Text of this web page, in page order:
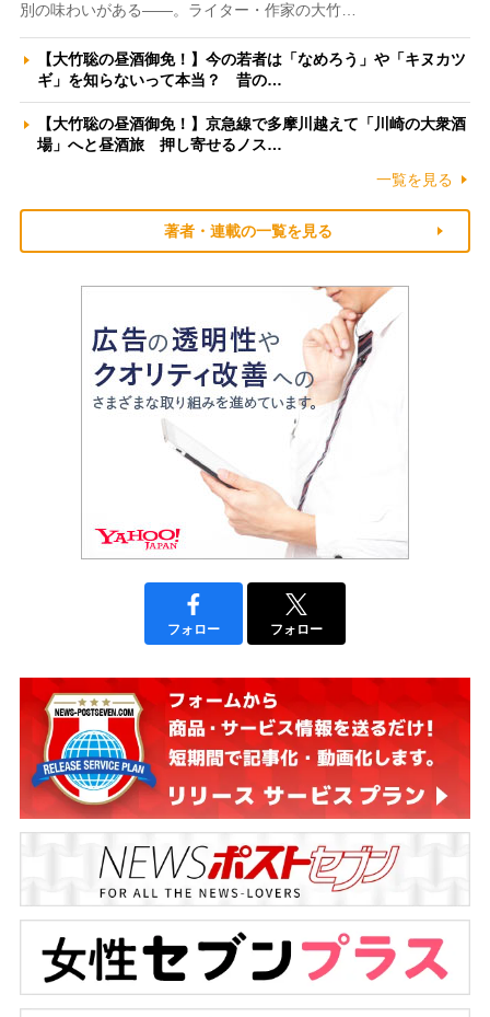
別の味わいがある――。ライター・作家の大竹…
【大竹聡の昼酒御免！】今の若者は「なめろう」や「キヌカツ
ギ」を知らないって本当？ 昔の…
【大竹聡の昼酒御免！】京急線で多摩川越えて「川崎の大衆酒
場」へと昼酒旅 押し寄せるノス…
一覧を見る
著者・連載の一覧を見る
フォロー フォロー